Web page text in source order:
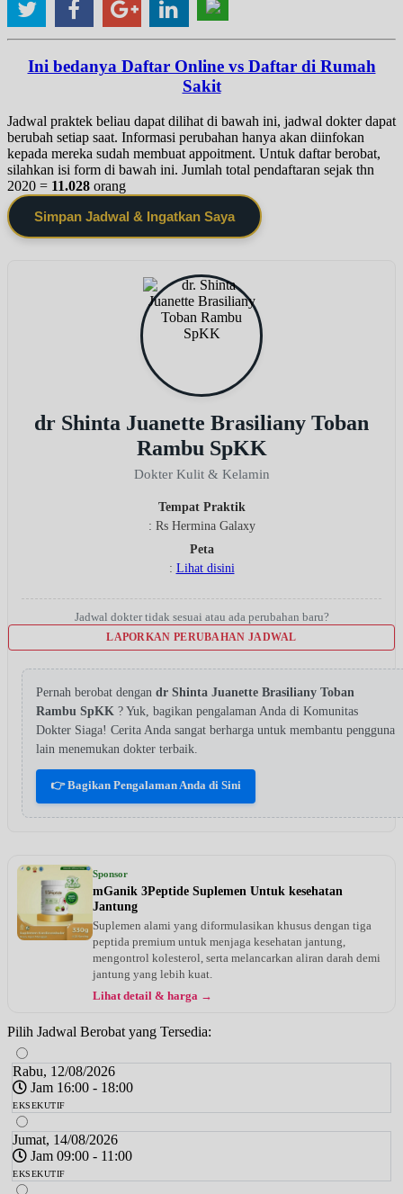
Ini bedanya Daftar Online vs Daftar di Rumah
Sakit
Jadwal praktek beliau dapat dilihat di bawah ini, jadwal dokter dapat
berubah setiap saat. Informasi perubahan hanya akan diinfokan
kepada mereka sudah membuat appoitment. Untuk daftar berobat,
silahkan isi form di bawah ini. Jumlah total pendaftaran sejak thn
2020 = 11.028 orang
Simpan Jadwal & Ingatkan Saya
dr Shinta Juanette Brasiliany Toban
Rambu SpKK
Dokter Kulit & Kelamin
Tempat Praktik
: Rs Hermina Galaxy
Peta
: Lihat disini
Jadwal dokter tidak sesuai atau ada perubahan baru?
LAPORKAN PERUBAHAN JADWAL
Pernah berobat dengan dr Shinta Juanette Brasiliany Toban
Rambu SpKK ? Yuk, bagikan pengalaman Anda di Komunitas
Dokter Siaga! Cerita Anda sangat berharga untuk membantu pengguna
lain menemukan dokter terbaik.
👉 Bagikan Pengalaman Anda di Sini
Sponsor
mGanik 3Peptide Suplemen Untuk kesehatan
Jantung
Suplemen alami yang diformulasikan khusus dengan tiga
peptida premium untuk menjaga kesehatan jantung,
mengontrol kolesterol, serta melancarkan aliran darah demi
jantung yang lebih kuat.
Lihat detail & harga →
Pilih Jadwal Berobat yang Tersedia:
Rabu, 12/08/2026
Jam 16:00 - 18:00
EKSEKUTIF
Jumat, 14/08/2026
Jam 09:00 - 11:00
EKSEKUTIF